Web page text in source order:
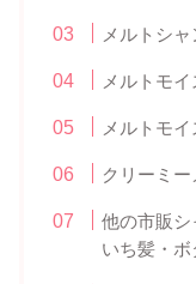
メルトシ
メルトモ
メルトモ
クリーミ
他の市販シ
いち髪・